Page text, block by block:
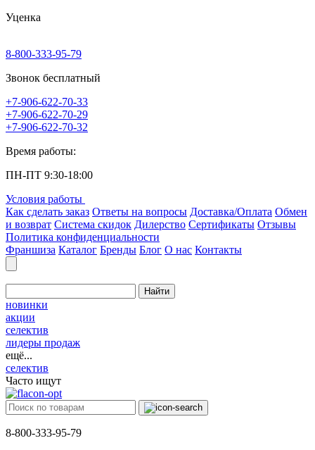
Уценка
8-800-333-95-79
Звонок бесплатный
+7-906-622-70-33
+7-906-622-70-29
+7-906-622-70-32
Время работы:
ПН-ПТ 9:30-18:00
Условия работы
Как сделать заказ Ответы на вопросы Доставка/Оплата Обмен
и возврат Система скидок Дилерство Сертификаты Отзывы
Политика конфиденциальности
Франшиза Каталог Бренды Блог О нас Контакты
Найти
новинки
акции
селектив
лидеры продаж
ещё...
селектив
Часто ищут
8-800-333-95-79